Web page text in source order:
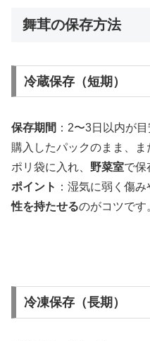
舞茸の保存方法
冷蔵保存（短期）
保存期間 ：2〜3日以内が
購入したパックのまま、
ポリ袋に入れ、 野菜室で保
ポイント ：湿気に弱く傷み
性を持たせるのがコツです
冷凍保存（長期）